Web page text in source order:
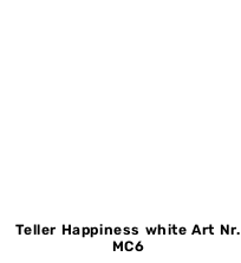
Teller Happiness white Art Nr.
MC6